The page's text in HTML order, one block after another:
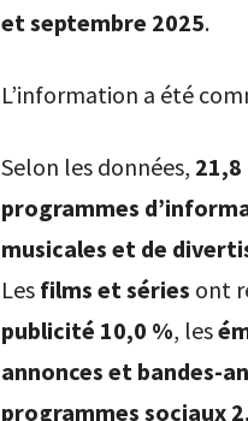
et septembre 2025.
L’information a été
Selon les données, 21,8
programmes
musicales et de
Les films et séries ont
publicité 10,0 %, les
annonces et bandes-
programmes sociaux